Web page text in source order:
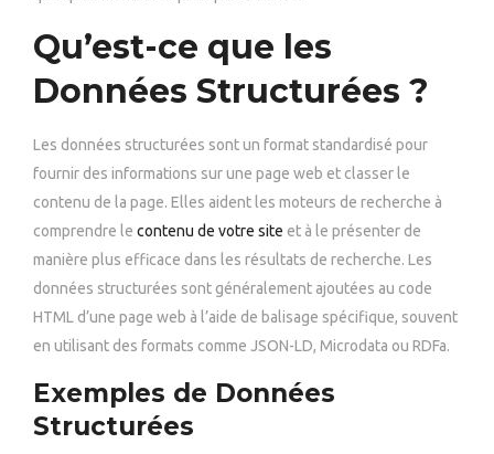
Qu’est-ce que les
Données Structurées ?
Les données structurées sont un format standardisé pour
fournir des informations sur une page web et classer le
contenu de la page. Elles aident les moteurs de recherche à
comprendre le contenu de votre site et à le présenter de
manière plus efficace dans les résultats de recherche. Les
données structurées sont généralement ajoutées au code
HTML d’une page web à l’aide de balisage spécifique, souvent
en utilisant des formats comme JSON-LD, Microdata ou RDFa.
Exemples de Données
Structurées